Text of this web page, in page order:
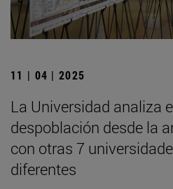
11 | 04 | 2025
La Universidad analiza
despoblación desde la
con otras 7
diferentes